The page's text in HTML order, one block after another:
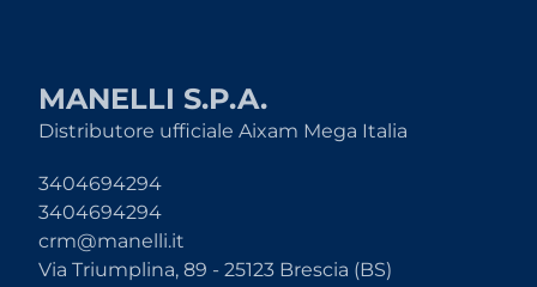
MANELLI S.P.A.
Distributore ufficiale Aixam Mega Italia
3404694294
3404694294
crm@manelli.it
Via Triumplina, 89 - 25123 Brescia (BS)